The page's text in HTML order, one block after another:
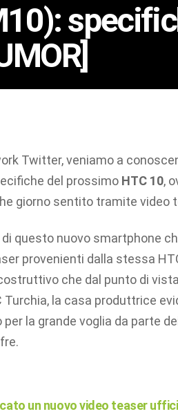
Twitter, veniamo a
del prossimo HTC 10,
giorno sentito tramite video
questo nuovo smartphone
provenienti dalla stessa
che dal punto di
la casa produttrice
la grande voglia da parte
un nuovo video teaser